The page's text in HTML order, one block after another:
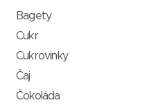
Bagety
Cukr
Cukrovinky
Čaj
Čokoláda